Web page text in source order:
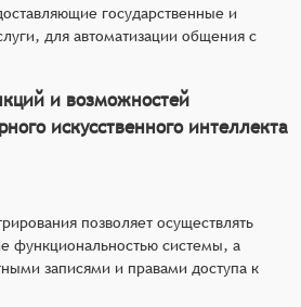
государственные и
для автоматизации общения с
и возможностей
искусственного интеллекта
позволяет осуществлять
функциональностью системы, а
записями и правами доступа к